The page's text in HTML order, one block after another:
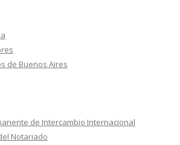
de Buenos Aires
de Intercambio Internacional
Notariado